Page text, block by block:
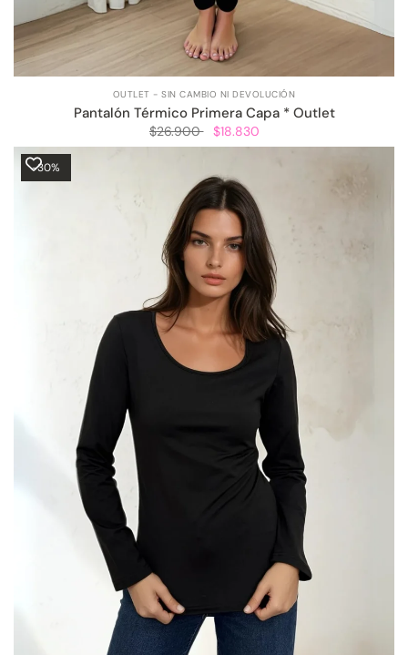
OUTLET - SIN CAMBIO NI DEVOLUCIÓN
Pantalón Térmico Primera Capa * Outlet
$26.900 $18.830
-30%